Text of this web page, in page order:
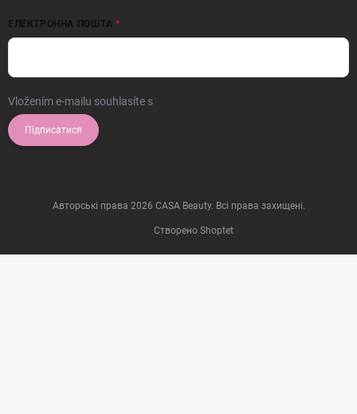
ЕЛЕКТРОННА ПОШТА
Vložením e-mailu souhlasíte s
Підписатися
Створено Shoptet
Авторські права 2026 CASA Beauty. Всі права захищені.